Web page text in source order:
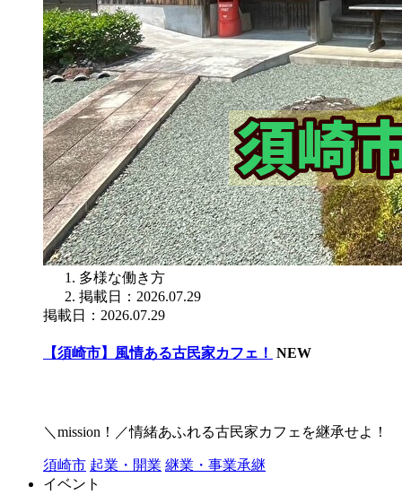
多様な働き方
掲載日：2026.07.29
掲載日：2026.07.29
【須崎市】風情ある古民家カフェ！ NEW
＼mission！／情緒あふれる古民家カフェを継承せよ！
須崎市 起業・開業 継業・事業承継
イベント